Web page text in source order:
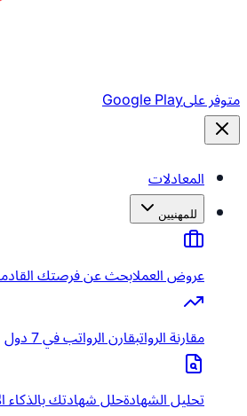
متوفر علىGoogle Play
المعادلات
للمهنيين
عروض العملابحث عن فرصتك
مقارنة الرواتبقارن الرواتب في 7 دول
تحليل الشهادةحلل شهادتك بالذكاء